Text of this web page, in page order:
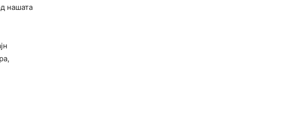
нашата